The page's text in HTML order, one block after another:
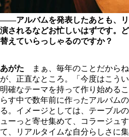
――アルバムを発表したあとも、
演されるなどお忙しいはずです。
替えていらっしゃるのですか？
あがた まぁ、毎年のことだから
が、正直なところ。「今度はこう
明確なテーマを持って作り始める
らす中で数年前に作ったアルバム
る。イメージとしては、テーブル
ューっと寄せ集めて、コラージュ
て、リアルタイムな自分らしさに